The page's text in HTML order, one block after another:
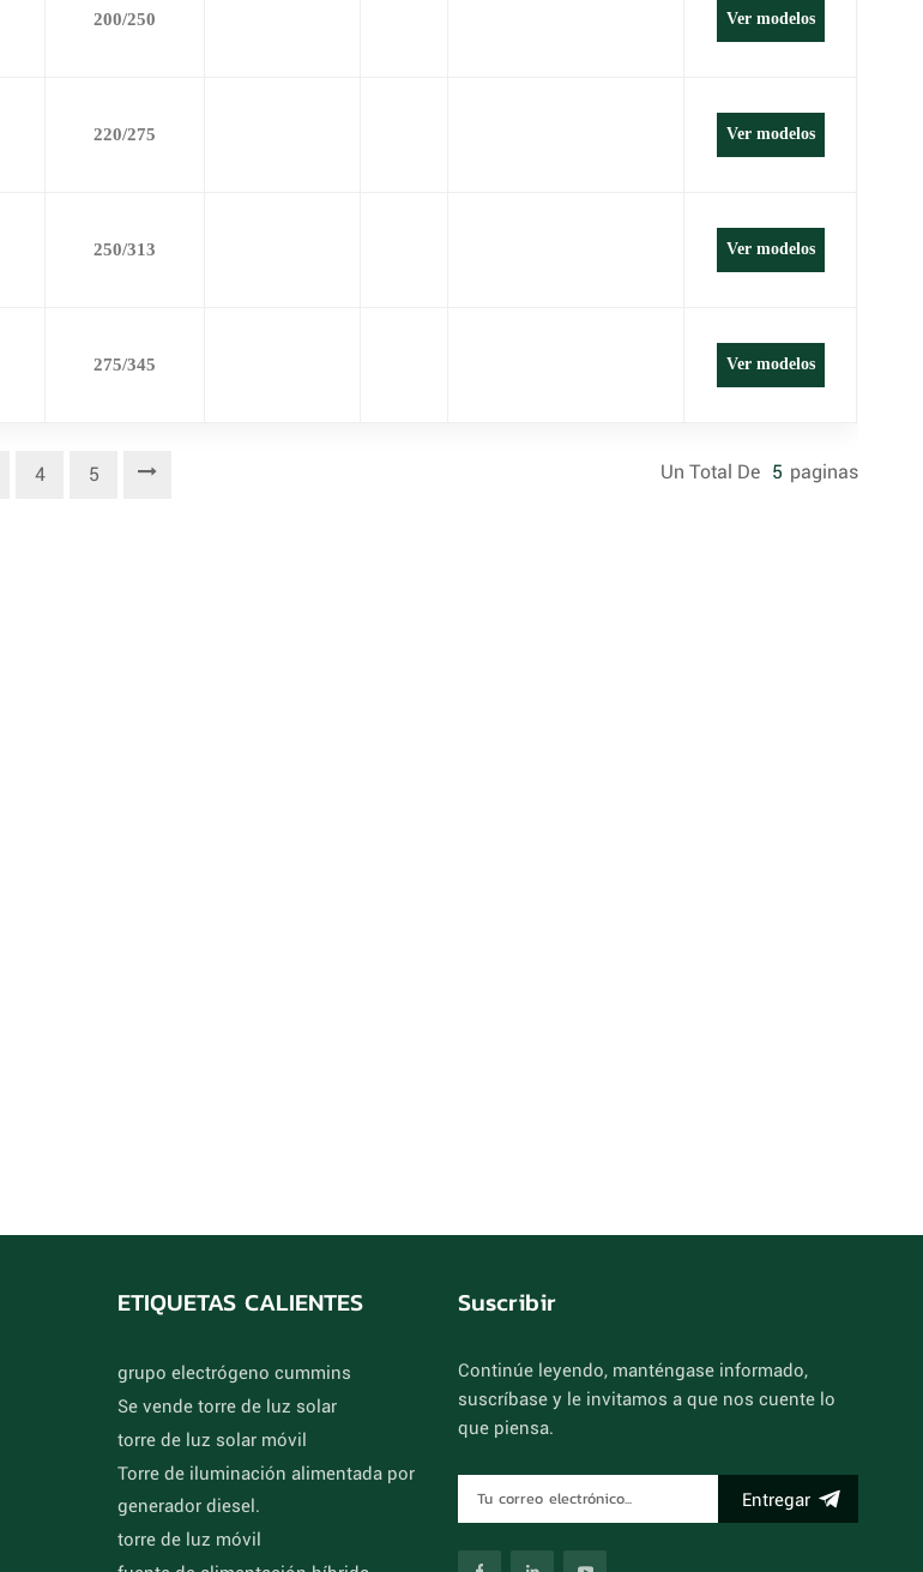
200/250 Ver modelos
220/275 Ver modelos
250/313 Ver modelos
275/345 Ver modelos
4 5 Un Total De 5 Paginas
ETIQUETAS CALIENTES
grupo electrógeno cummins
Se vende torre de luz solar
torre de luz solar móvil
Torre de iluminación alimentada por
generador diesel.
torre de luz móvil
Suscribir
Continúe leyendo, manténgase informado,
suscríbase y le invitamos a que nos cuente lo
que piensa.
Entregar